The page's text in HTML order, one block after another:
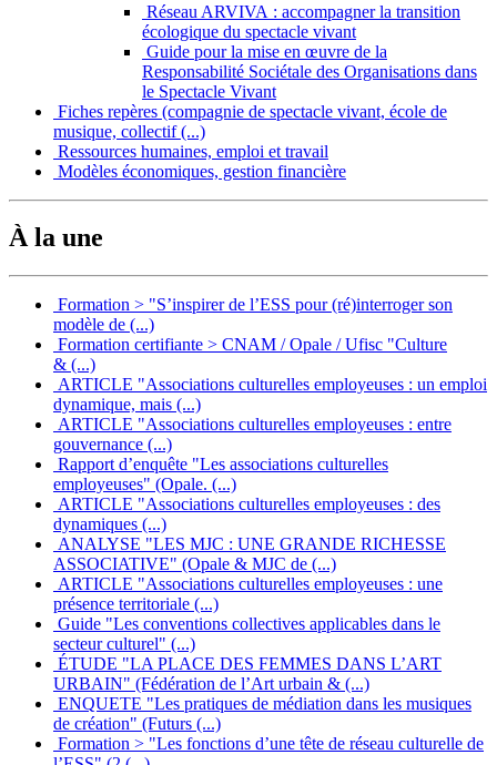
Réseau ARVIVA : accompagner la transition
écologique du spectacle vivant
Guide pour la mise en œuvre de la
Responsabilité Sociétale des Organisations dans
le Spectacle Vivant
Fiches repères (compagnie de spectacle vivant, école de
musique, collectif (...)
Ressources humaines, emploi et travail
Modèles économiques, gestion financière
À la une
Formation > "S’inspirer de l’ESS pour (ré)interroger son
modèle de (...)
Formation certifiante > CNAM / Opale / Ufisc "Culture
& (...)
ARTICLE "Associations culturelles employeuses : un emploi
dynamique, mais (...)
ARTICLE "Associations culturelles employeuses : entre
gouvernance (...)
Rapport d’enquête "Les associations culturelles
employeuses" (Opale. (...)
ARTICLE "Associations culturelles employeuses : des
dynamiques (...)
ANALYSE "LES MJC : UNE GRANDE RICHESSE
ASSOCIATIVE" (Opale & MJC de (...)
ARTICLE "Associations culturelles employeuses : une
présence territoriale (...)
Guide "Les conventions collectives applicables dans le
secteur culturel" (...)
ÉTUDE "LA PLACE DES FEMMES DANS L’ART
URBAIN" (Fédération de l’Art urbain & (...)
ENQUETE "Les pratiques de médiation dans les musiques
de création" (Futurs (...)
Formation > "Les fonctions d’une tête de réseau culturelle de